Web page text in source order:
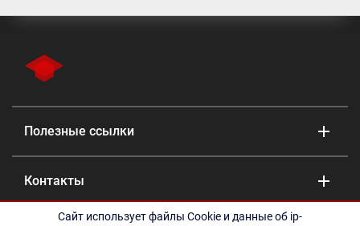
Полезные ссылки
Контакты
Сайт использует файлы Cookie и данные об ip-